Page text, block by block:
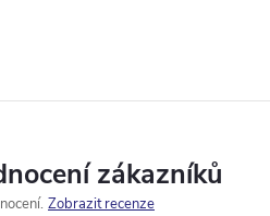
zákazníků
Zobrazit recenze